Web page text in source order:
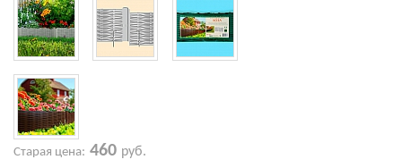
Старая цена: 460 руб.